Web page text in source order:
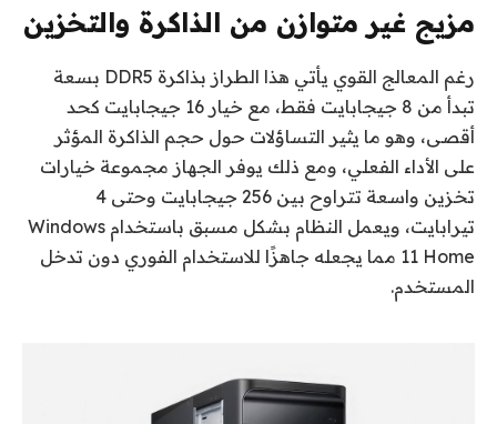
مزيج غير متوازن من الذاكرة والتخزين
رغم المعالج القوي يأتي هذا الطراز بذاكرة DDR5 بسعة
تبدأ من 8 جيجابايت فقط، مع خيار 16 جيجابايت كحد
أقصى، وهو ما يثير التساؤلات حول حجم الذاكرة المؤثر
على الأداء الفعلي، ومع ذلك يوفر الجهاز مجموعة خيارات
تخزين واسعة تتراوح بين 256 جيجابايت وحتى 4
تيرابايت، ويعمل النظام بشكل مسبق باستخدام Windows
11 Home مما يجعله جاهزًا للاستخدام الفوري دون تدخل
المستخدم.